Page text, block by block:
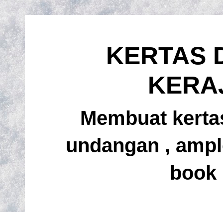
KERTAS
Membuat
undangan ,
book